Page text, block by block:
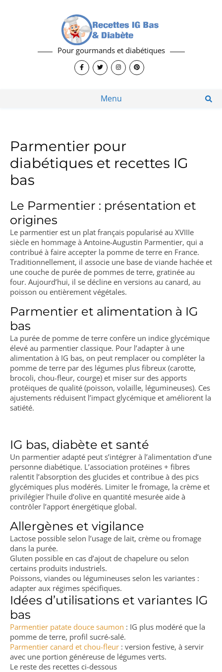
Pour gourmands et diabétiques
Menu
Parmentier pour
diabétiques et recettes IG
bas
Le Parmentier : présentation et
origines
Le parmentier est un plat français popularisé au XVIIIe
siècle en hommage à Antoine-Augustin Parmentier, qui a
contribué à faire accepter la pomme de terre en France.
Traditionnellement, il associe une base de viande hachée et
une couche de purée de pommes de terre, gratinée au
four. Aujourd’hui, il se décline en versions au canard, au
poisson ou entièrement végétales.
Parmentier et alimentation à IG
bas
La purée de pomme de terre confère un indice glycémique
élevé au parmentier classique. Pour l’adapter à une
alimentation à IG bas, on peut remplacer ou compléter la
pomme de terre par des légumes plus fibreux (carotte,
brocoli, chou-fleur, courge) et miser sur des apports
protéiques de qualité (poisson, volaille, légumineuses). Ces
ajustements réduisent l’impact glycémique et améliorent la
satiété.
IG bas, diabète et santé
Un parmentier adapté peut s’intégrer à l’alimentation d’une
personne diabétique. L’association protéines + fibres
ralentit l’absorption des glucides et contribue à des pics
glycémiques plus modérés. Limiter le fromage, la crème et
privilégier l’huile d’olive en quantité mesurée aide à
contrôler l’apport énergétique global.
Allergènes et vigilance
Lactose possible selon l’usage de lait, crème ou fromage
dans la purée.
Gluten possible en cas d’ajout de chapelure ou selon
certains produits industriels.
Poissons, viandes ou légumineuses selon les variantes :
adapter aux régimes spécifiques.
Idées d’utilisations et variantes IG
bas
Parmentier patate douce saumon : IG plus modéré que la
pomme de terre, profil sucré-salé.
Parmentier canard et chou-fleur : version festive, à servir
avec une portion généreuse de légumes verts.
Le reste des recettes ci-dessous